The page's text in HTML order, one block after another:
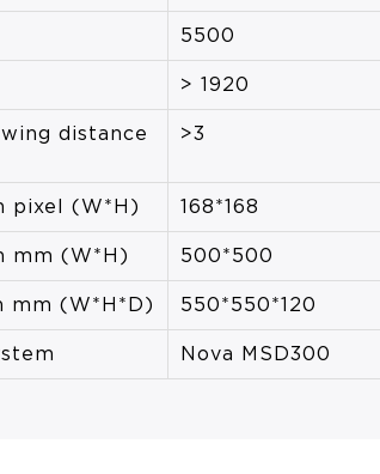
5500
> 1920
distance
>3
pixel (W*H) 168*168
mm (W*H) 500*500
mm (W*H*D) 550*550*120
Nova MSD300